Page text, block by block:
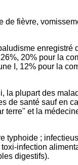
de fièvre,
enregistré
20% pour la
I, 12% pour la
la plupart des
de santé sauf en
terre'' et la
typhoide ;
infection
digestifs).